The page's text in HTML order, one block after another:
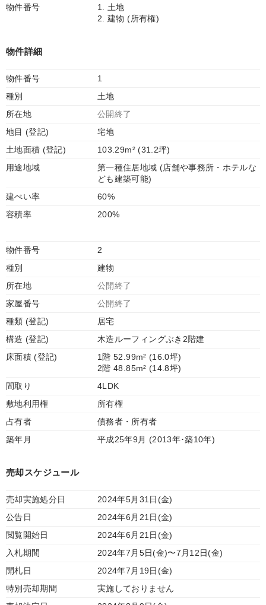
物件番号
1. 土地
2. 建物 (所有権)
物件詳細
物件番号
1
種別
土地
所在地
公開終了
地目 (登記)
宅地
土地面積 (登記)
103.29m² (31.2坪)
用途地域
第一種住居地域 (店舗や事務所・ホテルな
ども建築可能)
建ぺい率
60%
容積率
200%
物件番号
2
種別
建物
所在地
公開終了
家屋番号
公開終了
種類 (登記)
居宅
構造 (登記)
木造ルーフィングぶき2階建
床面積 (登記)
1階 52.99m² (16.0坪)
2階 48.85m² (14.8坪)
間取り
4LDK
敷地利用権
所有権
占有者
債務者・所有者
築年月
平成25年9月 (2013年･築10年)
売却スケジュール
売却実施処分日
2024年5月31日(金)
公告日
2024年6月21日(金)
閲覧開始日
2024年6月21日(金)
入札期間
2024年7月5日(金)〜7月12日(金)
開札日
2024年7月19日(金)
特別売却期間
実施しておりません